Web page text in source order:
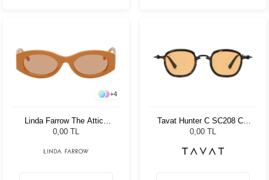
+4
Linda Farrow The Attico
Berta Orange/Silver -
Gözlüğü
0,00 TL
Tavat Hunter C SC208 Col
BTH-SO
0,00 TL